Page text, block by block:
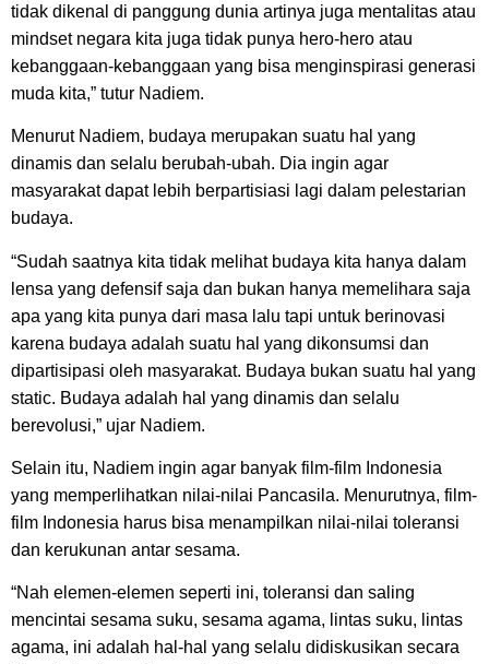
tidak dikenal di panggung dunia artinya juga mentalitas atau
mindset negara kita juga tidak punya hero-hero atau
kebanggaan-kebanggaan yang bisa menginspirasi generasi
muda kita,” tutur Nadiem.
Menurut Nadiem, budaya merupakan suatu hal yang
dinamis dan selalu berubah-ubah. Dia ingin agar
masyarakat dapat lebih berpartisiasi lagi dalam pelestarian
budaya.
“Sudah saatnya kita tidak melihat budaya kita hanya dalam
lensa yang defensif saja dan bukan hanya memelihara saja
apa yang kita punya dari masa lalu tapi untuk berinovasi
karena budaya adalah suatu hal yang dikonsumsi dan
dipartisipasi oleh masyarakat. Budaya bukan suatu hal yang
static. Budaya adalah hal yang dinamis dan selalu
berevolusi,” ujar Nadiem.
Selain itu, Nadiem ingin agar banyak film-film Indonesia
yang memperlihatkan nilai-nilai Pancasila. Menurutnya, film-
film Indonesia harus bisa menampilkan nilai-nilai toleransi
dan kerukunan antar sesama.
“Nah elemen-elemen seperti ini, toleransi dan saling
mencintai sesama suku, sesama agama, lintas suku, lintas
agama, ini adalah hal-hal yang selalu didiskusikan secara